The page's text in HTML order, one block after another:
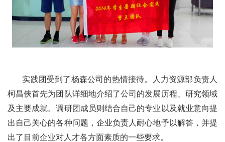
实践团受到了杨森公司的热情接待。人力资源部负责人
柯昌俠首先为团队详细地介绍了公司的发展历程、研究领域
及主要成就。调研团成员则结合自己的专业以及就业意向提
出自己关心的各种问题，企业负责人耐心地予以解答，并提
出了目前企业对人才各方面素质的一些要求。